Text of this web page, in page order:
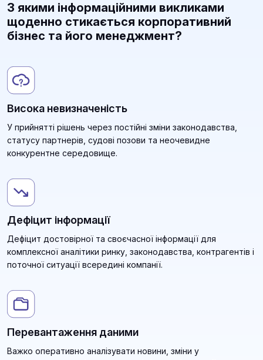
З якими інформаційними викликами
щоденно стикається корпоративний
бізнес та його менеджмент?
Висока невизначеність
У прийнятті рішень через постійні зміни законодавства,
статусу партнерів, судові позови та неочевидне
конкурентне середовище.
Дефіцит інформації
Дефіцит достовірної та своєчасної інформації для
комплексної аналітики ринку, законодавства, контрагентів і
поточної ситуації всередині компанії.
Перевантаження даними
Важко оперативно аналізувати новини, зміни у